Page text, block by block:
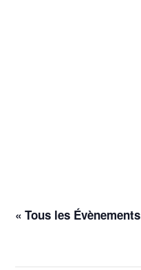
« Tous les Évènements